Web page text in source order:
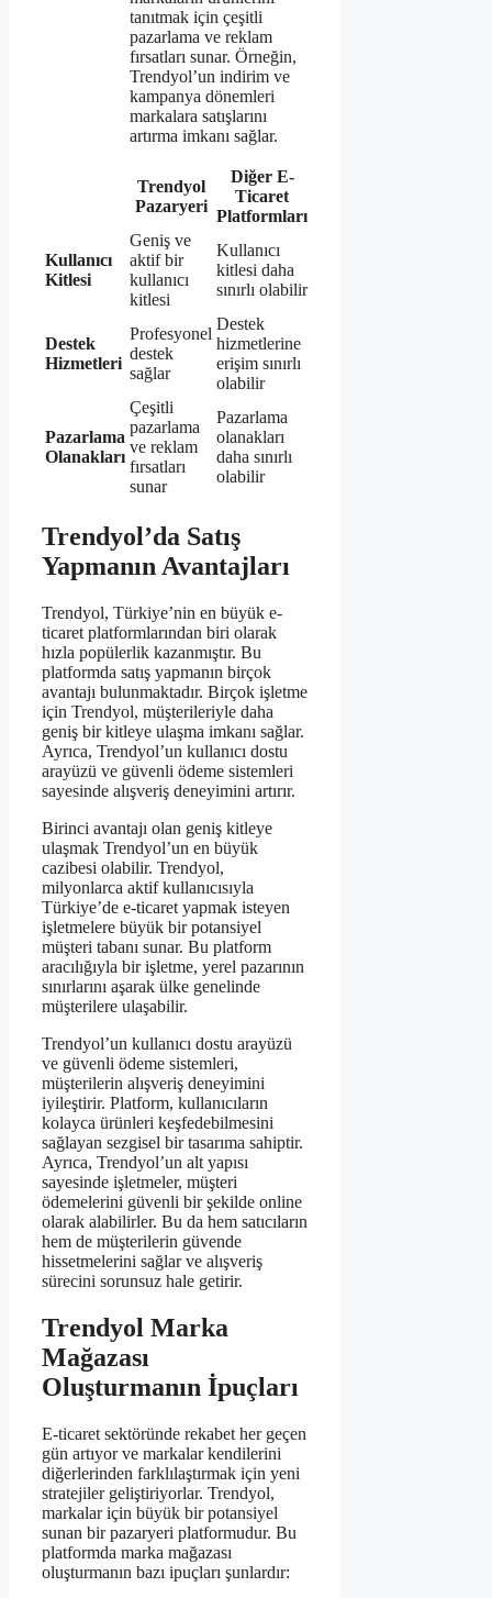
tanıtmak için çeşitli
pazarlama ve reklam
fırsatları sunar. Örneğin,
Trendyol’un indirim ve
kampanya dönemleri
markalara satışlarını
artırma imkanı sağlar.
Trendyol
Pazaryeri
Diğer E-
Ticaret
Platformları
Kullanıcı
Kitlesi
Geniş ve
aktif bir
kullanıcı
kitlesi
Kullanıcı
kitlesi daha
sınırlı olabilir
Destek
Hizmetleri
Profesyonel
destek
sağlar
Destek
hizmetlerine
erişim sınırlı
olabilir
Pazarlama
Olanakları
Çeşitli
pazarlama
ve reklam
fırsatları
sunar
Pazarlama
olanakları
daha sınırlı
olabilir
Trendyol’da Satış
Yapmanın Avantajları
Trendyol, Türkiye’nin en büyük e-
ticaret platformlarından biri olarak
hızla popülerlik kazanmıştır. Bu
platformda satış yapmanın birçok
avantajı bulunmaktadır. Birçok işletme
için Trendyol, müşterileriyle daha
geniş bir kitleye ulaşma imkanı sağlar.
Ayrıca, Trendyol’un kullanıcı dostu
arayüzü ve güvenli ödeme sistemleri
sayesinde alışveriş deneyimini artırır.
Birinci avantajı olan geniş kitleye
ulaşmak Trendyol’un en büyük
cazibesi olabilir. Trendyol,
milyonlarca aktif kullanıcısıyla
Türkiye’de e-ticaret yapmak isteyen
işletmelere büyük bir potansiyel
müşteri tabanı sunar. Bu platform
aracılığıyla bir işletme, yerel pazarının
sınırlarını aşarak ülke genelinde
müşterilere ulaşabilir.
Trendyol’un kullanıcı dostu arayüzü
ve güvenli ödeme sistemleri,
müşterilerin alışveriş deneyimini
iyileştirir. Platform, kullanıcıların
kolayca ürünleri keşfedebilmesini
sağlayan sezgisel bir tasarıma sahiptir.
Ayrıca, Trendyol’un alt yapısı
sayesinde işletmeler, müşteri
ödemelerini güvenli bir şekilde online
olarak alabilirler. Bu da hem satıcıların
hem de müşterilerin güvende
hissetmelerini sağlar ve alışveriş
sürecini sorunsuz hale getirir.
Trendyol Marka
Mağazası
Oluşturmanın İpuçları
E-ticaret sektöründe rekabet her geçen
gün artıyor ve markalar kendilerini
diğerlerinden farklılaştırmak için yeni
stratejiler geliştiriyorlar. Trendyol,
markalar için büyük bir potansiyel
sunan bir pazaryeri platformudur. Bu
platformda marka mağazası
oluşturmanın bazı ipuçları şunlardır: